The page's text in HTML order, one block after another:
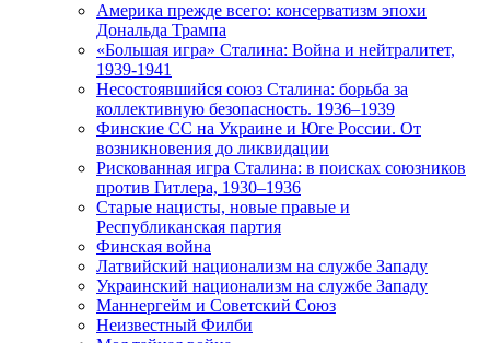
Америка прежде всего: консерватизм эпохи
Дональда Трампа
«Большая игра» Сталина: Война и нейтралитет,
1939-1941
Несостоявшийся союз Сталина: борьба за
коллективную безопасность. 1936–1939
Финские СС на Украине и Юге России. От
возникновения до ликвидации
Рискованная игра Сталина: в поисках союзников
против Гитлера, 1930–1936
Старые нацисты, новые правые и
Республиканская партия
Финская война
Латвийский национализм на службе Западу
Украинский национализм на службе Западу
Маннергейм и Советский Союз
Неизвестный Филби